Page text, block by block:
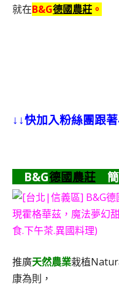
就在B&G德國農莊 。
↓↓快加入粉絲團跟
B&G德國農莊
推廣天然農業栽植
康為則，